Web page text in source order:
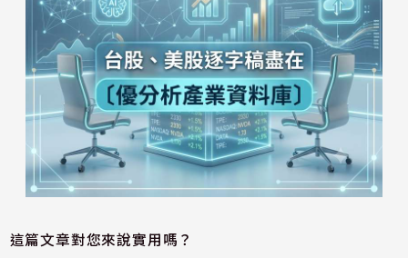
這篇文章對您來說實用嗎？